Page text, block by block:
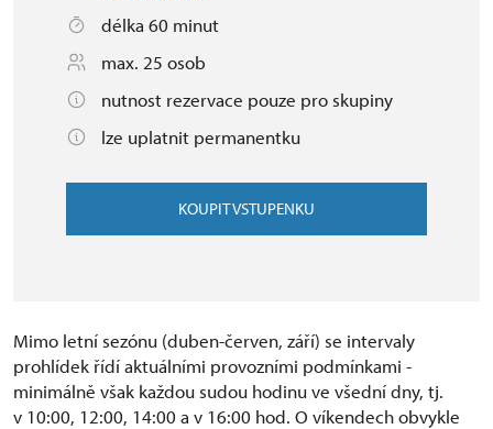
délka 60 minut
max. 25 osob
nutnost rezervace pouze pro skupiny
lze uplatnit permanentku
KOUPIT VSTUPENKU
Mimo letní sezónu (duben-červen, září) se intervaly
prohlídek řídí aktuálními provozními podmínkami -
minimálně však každou sudou hodinu ve všední dny, tj.
v 10:00, 12:00, 14:00 a v 16:00 hod. O víkendech obvykle